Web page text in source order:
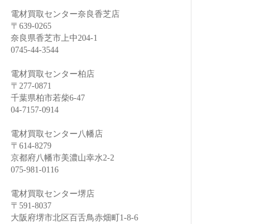
電材買取センター奈良香芝店
〒639-0265
奈良県香芝市上中204-1
0745-44-3544
電材買取センター柏店
〒277-0871
千葉県柏市若柴6-47
04-7157-0914
電材買取センター八幡店
〒614-8279
京都府八幡市美濃山幸水2-2
075-981-0116
電材買取センター堺店
〒591-8037
大阪府堺市北区百舌鳥赤畑町1-8-6